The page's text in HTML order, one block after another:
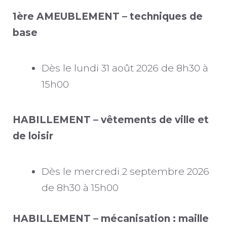
1ère AMEUBLEMENT – techniques de
base
Dès le lundi 31 août 2026 de 8h30 à
15h00
HABILLEMENT – vêtements de ville et
de loisir
Dès le mercredi 2 septembre 2026
de 8h30 à 15h00
HABILLEMENT – mécanisation : maille